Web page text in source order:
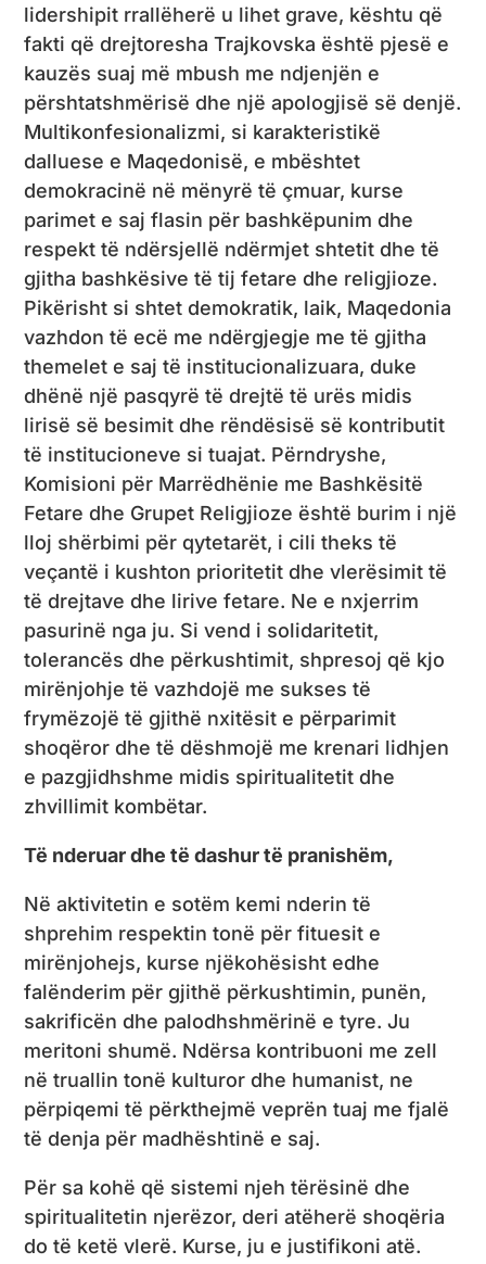
lidershipit rrallëherë u lihet grave, kështu që
fakti që drejtoresha Trajkovska është pjesë e
kauzës suaj më mbush me ndjenjën e
përshtatshmërisë dhe një apologjisë së denjë.
Multikonfesionalizmi, si karakteristikë
dalluese e Maqedonisë, e mbështet
demokracinë në mënyrë të çmuar, kurse
parimet e saj flasin për bashkëpunim dhe
respekt të ndërsjellë ndërmjet shtetit dhe të
gjitha bashkësive të tij fetare dhe religjioze.
Pikërisht si shtet demokratik, laik, Maqedonia
vazhdon të ecë me ndërgjegje me të gjitha
themelet e saj të institucionalizuara, duke
dhënë një pasqyrë të drejtë të urës midis
lirisë së besimit dhe rëndësisë së kontributit
të institucioneve si tuajat. Përndryshe,
Komisioni për Marrëdhënie me Bashkësitë
Fetare dhe Grupet Religjioze është burim i një
lloj shërbimi për qytetarët, i cili theks të
veçantë i kushton prioritetit dhe vlerësimit të
të drejtave dhe lirive fetare. Ne e nxjerrim
pasurinë nga ju. Si vend i solidaritetit,
tolerancës dhe përkushtimit, shpresoj që kjo
mirënjohje të vazhdojë me sukses të
frymëzojë të gjithë nxitësit e përparimit
shoqëror dhe të dëshmojë me krenari lidhjen
e pazgjidhshme midis spiritualitetit dhe
zhvillimit kombëtar.
Të nderuar dhe të dashur të pranishëm,
Në aktivitetin e sotëm kemi nderin të
shprehim respektin tonë për fituesit e
mirënjohejs, kurse njëkohësisht edhe
falënderim për gjithë përkushtimin, punën,
sakrificën dhe palodhshmërinë e tyre. Ju
meritoni shumë. Ndërsa kontribuoni me zell
në truallin tonë kulturor dhe humanist, ne
përpiqemi të përkthejmë veprën tuaj me fjalë
të denja për madhështinë e saj.
Për sa kohë që sistemi njeh tërësinë dhe
spiritualitetin njerëzor, deri atëherë shoqëria
do të ketë vlerë. Kurse, ju e justifikoni atë.